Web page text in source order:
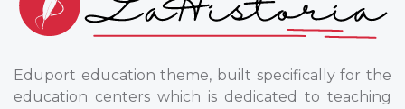
Eduport education theme, built specifically for the
education centers which is dedicated to teaching